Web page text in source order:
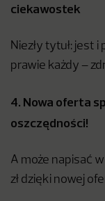
ciekawostek
Niezły tytuł: jest i
prawie każdy –
4. Nowa oferta
oszczędności!
A może napisać
zł dzięki nowej